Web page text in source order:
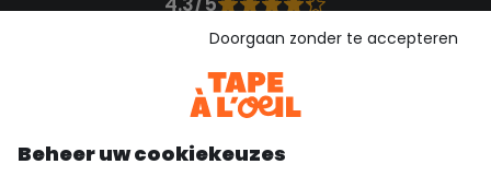
Bekijk de vertrouwensverklaring
Download onze applicatie
Ontdek onze applicatie
Beheer uw cookiekeuzes
Doorgaan zonder te accepteren